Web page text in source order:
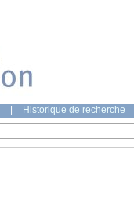
Historique de recherche